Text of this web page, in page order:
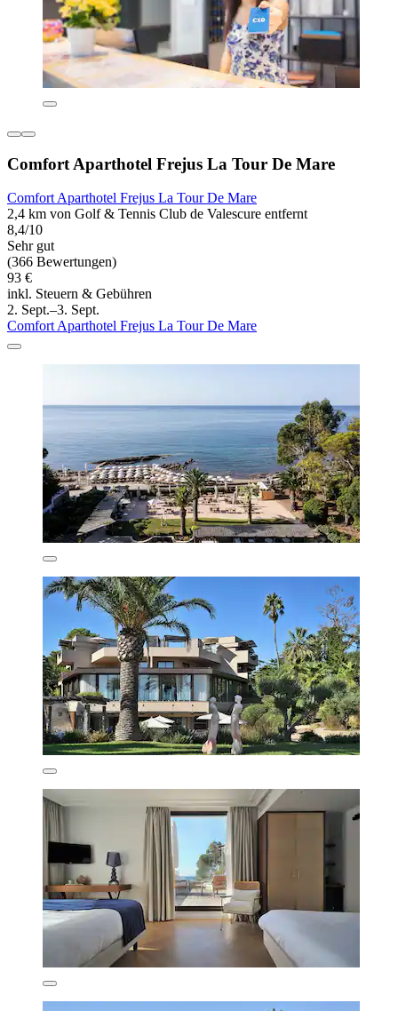
Comfort Aparthotel Frejus La Tour De Mare
Comfort Aparthotel Frejus La Tour De Mare
2,4 km von Golf & Tennis Club de Valescure entfernt
8,4/10
Sehr gut
(366 Bewertungen)
93 €
inkl. Steuern & Gebühren
2. Sept.–3. Sept.
Comfort Aparthotel Frejus La Tour De Mare